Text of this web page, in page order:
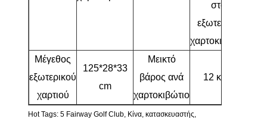
στο
εξωτερικό
χαρτοκιβώτιο
Μέγεθος
εξωτερικού
χαρτιού
125*28*33
cm
Μεικτό
βάρος ανά
χαρτοκιβώτιο
12 κιλά
Hot Tags: 5 Fairway Golf Club, Κίνα, κατασκευαστής,